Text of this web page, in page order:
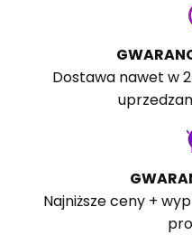
Dostawa nawet w
Najniższe ceny +